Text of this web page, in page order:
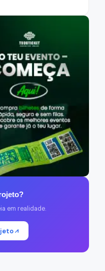
em realidade.